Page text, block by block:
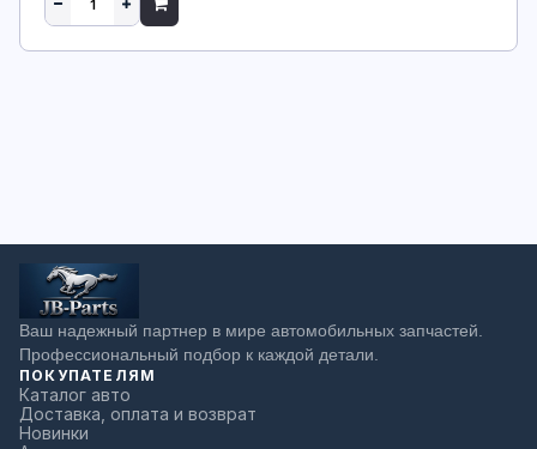
Ваш надежный партнер в мире автомобильных запчастей.
Профессиональный подбор к каждой детали.
ПОКУПАТЕЛЯМ
Каталог авто
Доставка, оплата и возврат
Новинки